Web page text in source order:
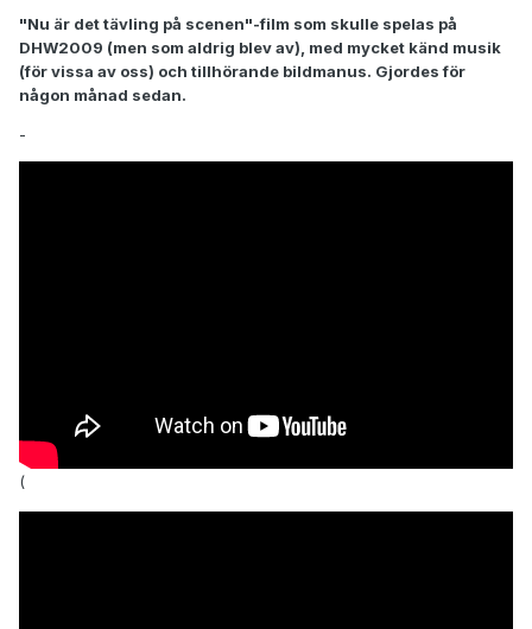
"Nu är det tävling på scenen"-film som skulle spelas på
DHW2009 (men som aldrig blev av), med mycket känd musik
(för vissa av oss) och tillhörande bildmanus. Gjordes för
någon månad sedan.
-
(